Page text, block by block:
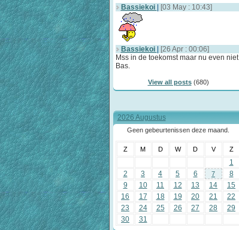
Bassiekoi
[03 May : 10:43]
Bassiekoi
[26 Apr : 00:06]
Mss in de toekomst maar nu even niet
Bas.
View all posts(680)
2026 Augustus
Geen gebeurtenissen deze maand.
Z M D W D V Z
1
2
3 4 5 6 7
8
9
10 11 12 13 14
15
16
17 18 19 20 21
22
23
24 25 26 27 28
29
30
31